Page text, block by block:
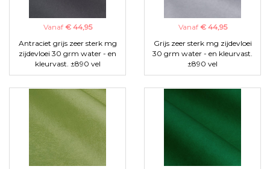
Vanaf € 44,95
Antraciet grijs zeer sterk mg
zijdevloei 30 grm water - en
kleurvast. ±890 vel
Vanaf € 44,95
Grijs zeer sterk mg zijdevloei
30 grm water - en kleurvast.
±890 vel